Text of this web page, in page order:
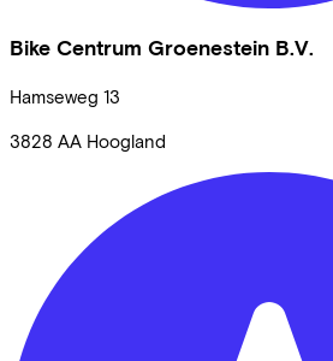
Bike Centrum Groenestein B.V.
Hamseweg 13
3828 AA Hoogland